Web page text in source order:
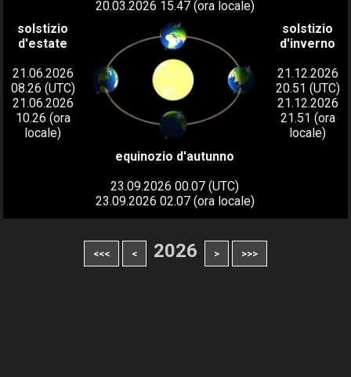
20.03.2026 15.47 (ora locale)
solstizio
d'estate
21.06.2026
08.26 (UTC)
21.06.2026
10.26 (ora
locale)
solstizio
d'inverno
21.12.2026
20.51 (UTC)
21.12.2026
21.51 (ora
locale)
equinozio d'autunno
23.09.2026 00.07 (UTC)
23.09.2026 02.07 (ora locale)
2026